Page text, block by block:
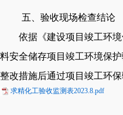
五、验收现场检查结论
依据《建设项目竣工环
料安全储存项目竣工环境保
整改措施后通过项目竣工环
求精化工验收监测表2023.8.pdf